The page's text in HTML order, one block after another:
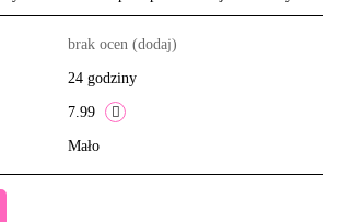
brak ocen (dodaj)
24 godziny
7.99
Mało